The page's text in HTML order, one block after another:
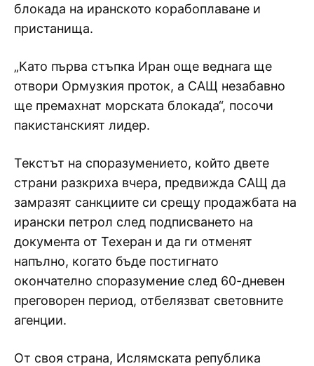
блокада на иранското корабоплаване и
пристанища.
„Като първа стъпка Иран още веднага ще
отвори Ормузкия проток, а САЩ незабавно
ще премахнат морската блокада“, посочи
пакистанският лидер.
Текстът на споразумението, който двете
страни разкриха вчера, предвижда САЩ да
замразят санкциите си срещу продажбата на
ирански петрол след подписването на
документа от Техеран и да ги отменят
напълно, когато бъде постигнато
окончателно споразумение след 60-дневен
преговорен период, отбелязват световните
агенции.
От своя страна, Ислямската република